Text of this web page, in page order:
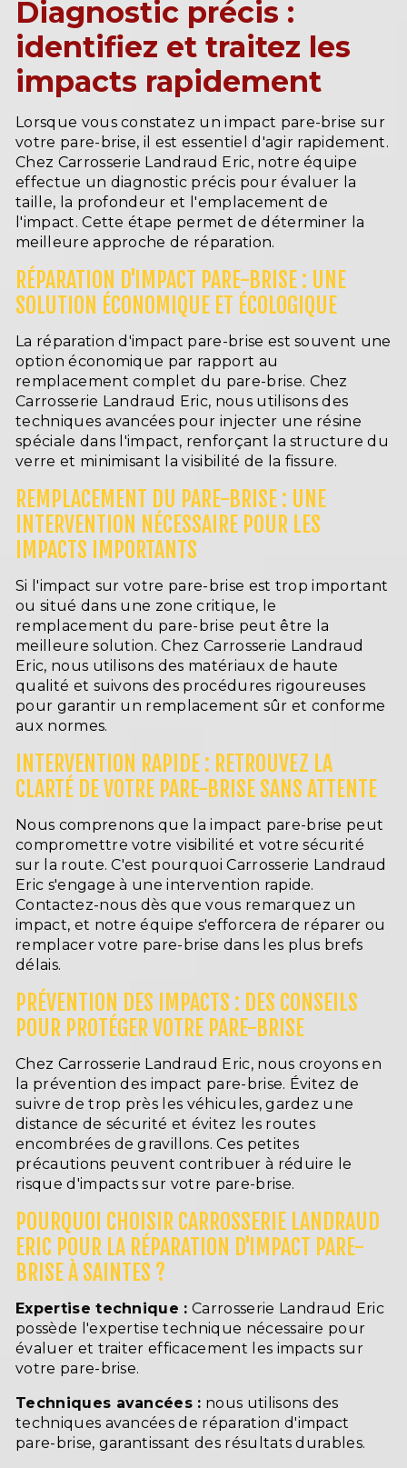
Diagnostic précis :
identifiez et traitez les
impacts rapidement
Lorsque vous constatez un impact pare-brise sur
votre pare-brise, il est essentiel d'agir rapidement.
Chez Carrosserie Landraud Eric, notre équipe
effectue un diagnostic précis pour évaluer la
taille, la profondeur et l'emplacement de
l'impact. Cette étape permet de déterminer la
meilleure approche de réparation.
RÉPARATION D'IMPACT PARE-BRISE : UNE
SOLUTION ÉCONOMIQUE ET ÉCOLOGIQUE
La réparation d'impact pare-brise est souvent une
option économique par rapport au
remplacement complet du pare-brise. Chez
Carrosserie Landraud Eric, nous utilisons des
techniques avancées pour injecter une résine
spéciale dans l'impact, renforçant la structure du
verre et minimisant la visibilité de la fissure.
REMPLACEMENT DU PARE-BRISE : UNE
INTERVENTION NÉCESSAIRE POUR LES
IMPACTS IMPORTANTS
Si l'impact sur votre pare-brise est trop important
ou situé dans une zone critique, le
remplacement du pare-brise peut être la
meilleure solution. Chez Carrosserie Landraud
Eric, nous utilisons des matériaux de haute
qualité et suivons des procédures rigoureuses
pour garantir un remplacement sûr et conforme
aux normes.
INTERVENTION RAPIDE : RETROUVEZ LA
CLARTÉ DE VOTRE PARE-BRISE SANS ATTENTE
Nous comprenons que la impact pare-brise peut
compromettre votre visibilité et votre sécurité
sur la route. C'est pourquoi Carrosserie Landraud
Eric s'engage à une intervention rapide.
Contactez-nous dès que vous remarquez un
impact, et notre équipe s'efforcera de réparer ou
remplacer votre pare-brise dans les plus brefs
délais.
PRÉVENTION DES IMPACTS : DES CONSEILS
POUR PROTÉGER VOTRE PARE-BRISE
Chez Carrosserie Landraud Eric, nous croyons en
la prévention des impact pare-brise. Évitez de
suivre de trop près les véhicules, gardez une
distance de sécurité et évitez les routes
encombrées de gravillons. Ces petites
précautions peuvent contribuer à réduire le
risque d'impacts sur votre pare-brise.
POURQUOI CHOISIR CARROSSERIE LANDRAUD
ERIC POUR LA RÉPARATION D'IMPACT PARE-
BRISE À SAINTES ?
Expertise technique : Carrosserie Landraud Eric
possède l'expertise technique nécessaire pour
évaluer et traiter efficacement les impacts sur
votre pare-brise.
Techniques avancées : nous utilisons des
techniques avancées de réparation d'impact
pare-brise, garantissant des résultats durables.